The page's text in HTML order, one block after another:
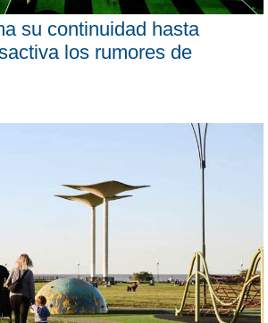
su continuidad hasta
los rumores de